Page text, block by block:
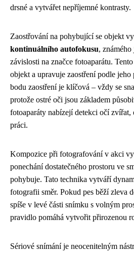
drsné a vytvářet nepříjemné kontrasty.
Zaostřování na pohybující se objekt
kontinuálního autofokusu,
závislosti na značce fotoaparátu.
objekt a upravuje zaostření podle
bodu zaostření je klíčová – vždy se
protože ostré oči jsou základem
fotoaparáty nabízejí detekci očí zvířat,
práci.
Kompozice při fotografování v akci
ponechání dostatečného prostoru ve
pohybuje. Tato technika vytváří
fotografii směr. Pokud pes běží zleva
spíše v levé části snímku s volným
pravidlo pomáhá vytvořit přirozenou
Sériové snímání je neocenitelným